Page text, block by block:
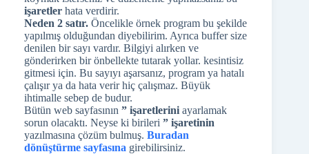
işaretler hata verdirir.
Neden 2 satır. Öncelikle örnek program bu şekilde
yapılmış olduğundan diyebilirim. Ayrıca buffer size
denilen bir sayı vardır. Bilgiyi alırken ve
gönderirken bir önbellekte tutarak yollar. kesintisiz
gitmesi için. Bu sayıyı aşarsanız, program ya hatalı
çalışır ya da hata verir hiç çalışmaz. Büyük
ihtimalle sebep de budur.
Bütün web sayfasının ” işaretlerini ayarlamak
sorun olacaktı. Neyse ki birileri ” işaretinin
yazılmasına çözüm bulmuş. Buradan
dönüştürme sayfasına girebilirsiniz.